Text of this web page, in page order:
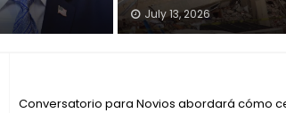
July 13, 2026
Conversatorio para Novios abordará cómo